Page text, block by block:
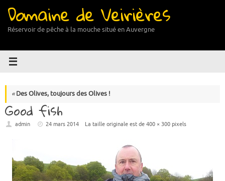
contenu
Domaine de Veirières
Réservoir de pêche à la mouche situé en Auvergne
«Des Olives, toujours des Olives !
Good fish
admin 24 mars 2014 La taille originale est de400 × 300 pixels